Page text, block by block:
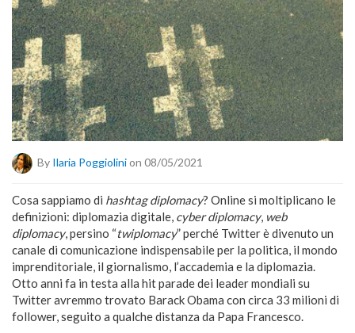
By Ilaria Poggiolinion 08/05/2021
Cosa sappiamo di hashtag diplomacy? Online si moltiplicano le
definizioni: diplomazia digitale, cyber diplomacy, web
diplomacy, persino “twiplomacy” perché Twitter è divenuto un
canale di comunicazione indispensabile per la politica, il mondo
imprenditoriale, il giornalismo, l’accademia e la diplomazia.
Otto anni fa in testa alla hit parade dei leader mondiali su
Twitter avremmo trovato Barack Obama con circa 33 milioni di
follower, seguito a qualche distanza da Papa Francesco.